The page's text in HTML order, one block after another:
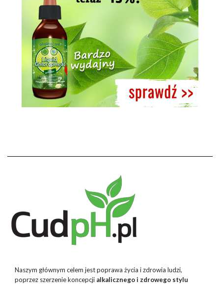
Naszym głównym celem jest poprawa życia i zdrowia ludzi,
poprzez szerzenie koncepcji alkalicznego i zdrowego stylu